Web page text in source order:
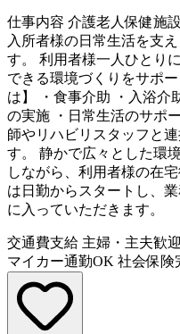
仕事内容 介護老人保健施
入所者様の日常生活を支
す。 利用者様一人ひとり
できる環境づくりをサポ
は】 ・食事介助 ・入浴介
の実施 ・日常生活のサポ
師やリハビリスタッフと
す。 静かで広々とした環
しながら、利用者様の在
は日勤からスタートし、
に入っていただきます。
交通費支給 主婦・主夫歓迎
マイカー通勤OK 社会保険